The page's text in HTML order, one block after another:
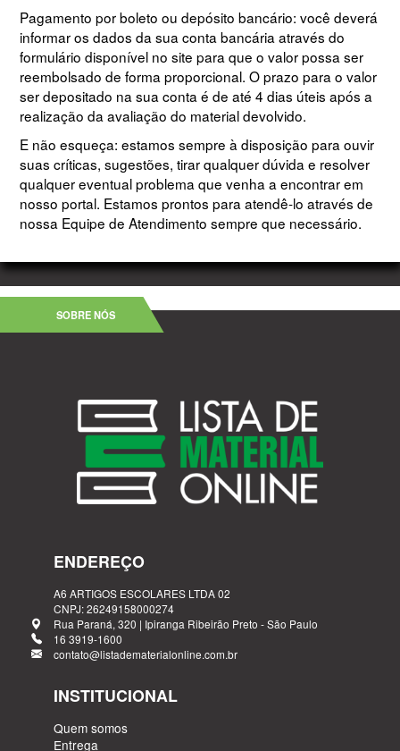
Pagamento por boleto ou depósito bancário: você deverá
informar os dados da sua conta bancária através do
formulário disponível no site para que o valor possa ser
reembolsado de forma proporcional. O prazo para o valor
ser depositado na sua conta é de até 4 dias úteis após a
realização da avaliação do material devolvido.
E não esqueça: estamos sempre à disposição para ouvir
suas críticas, sugestões, tirar qualquer dúvida e resolver
qualquer eventual problema que venha a encontrar em
nosso portal. Estamos prontos para atendê-lo através de
nossa Equipe de Atendimento sempre que necessário.
SOBRE NÓS
ENDEREÇO
A6 ARTIGOS ESCOLARES LTDA 02
CNPJ: 26249158000274
Rua Paraná, 320 | Ipiranga Ribeirão Preto - São Paulo
16 3919-1600
contato@listadematerialonline.com.br
INSTITUCIONAL
Quem somos
Entrega